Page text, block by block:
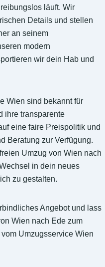
läuft. Wir
Details und stellen
an seinem
modern
wir dein Hab und
Wien sind bekannt für
ihre transparente
eine faire Preispolitik und
Beratung zur Verfügung.
Umzug von Wien nach
in dein neues
zu gestalten.
Angebot und lass
Wien nach Ede zum
Umzugsservice Wien